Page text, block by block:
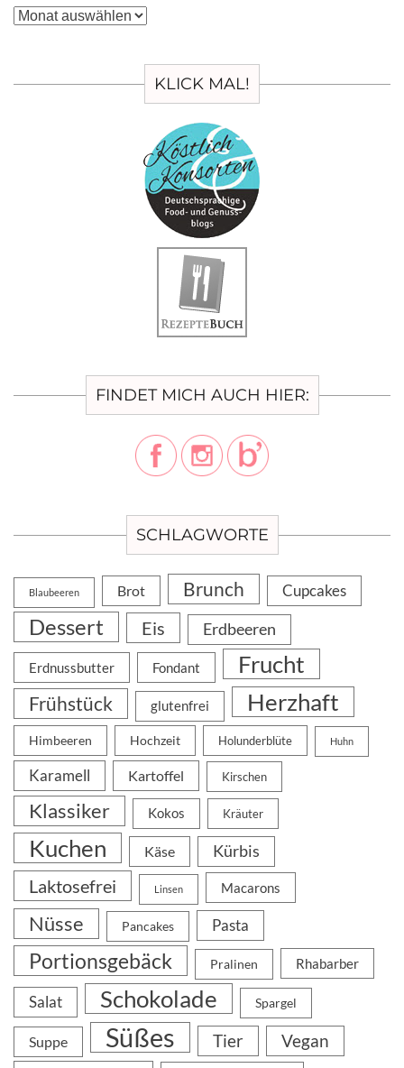
Archiv
KLICK MAL!
FINDET MICH AUCH HIER:
SCHLAGWORTE
Blaubeeren Brot Brunch Cupcakes
Dessert Eis Erdbeeren
Erdnussbutter Fondant Frucht
Frühstück glutenfrei Herzhaft
Himbeeren Hochzeit Holunderblüte Huhn
Karamell Kartoffel Kirschen
Klassiker Kokos Kräuter
Kuchen Käse Kürbis
Laktosefrei Linsen Macarons
Nüsse Pancakes Pasta
Portionsgebäck Pralinen Rhabarber
Salat Schokolade Spargel
Suppe Süßes Tier Vegan